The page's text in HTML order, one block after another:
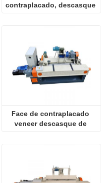
contraplacado, descasque
Face de contraplacado
veneer descasque de